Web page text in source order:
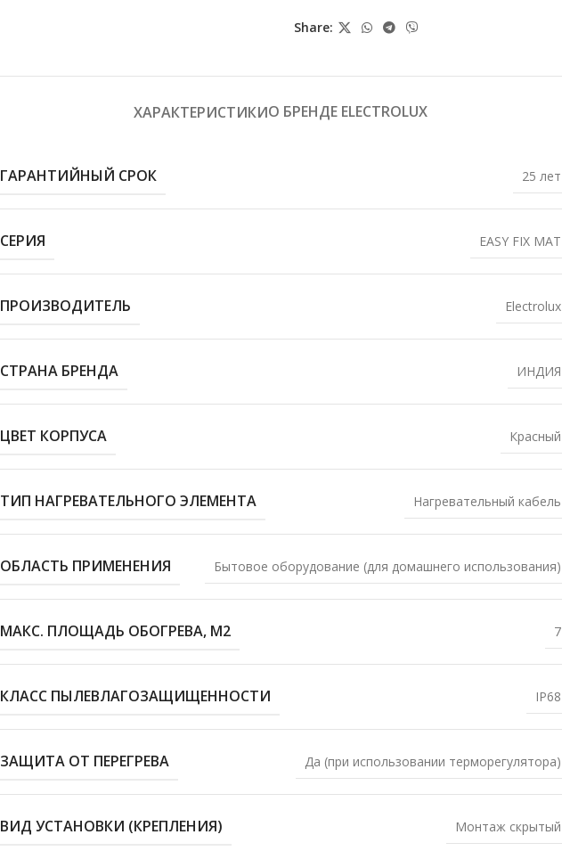
Share:
ХАРАКТЕРИСТИКИО БРЕНДЕ ELECTROLUX
ГАРАНТИЙНЫЙ СРОК 25 лет
СЕРИЯ EASY FIX MAT
ПРОИЗВОДИТЕЛЬ Electrolux
СТРАНА БРЕНДА ИНДИЯ
ЦВЕТ КОРПУСА Красный
ТИП НАГРЕВАТЕЛЬНОГО ЭЛЕМЕНТА Нагревательный кабель
ОБЛАСТЬ ПРИМЕНЕНИЯ Бытовое оборудование (для домашнего использования)
МАКС. ПЛОЩАДЬ ОБОГРЕВА, М2 7
КЛАСС ПЫЛЕВЛАГОЗАЩИЩЕННОСТИ IP68
ЗАЩИТА ОТ ПЕРЕГРЕВА Да (при использовании терморегулятора)
ВИД УСТАНОВКИ (КРЕПЛЕНИЯ) Монтаж скрытый